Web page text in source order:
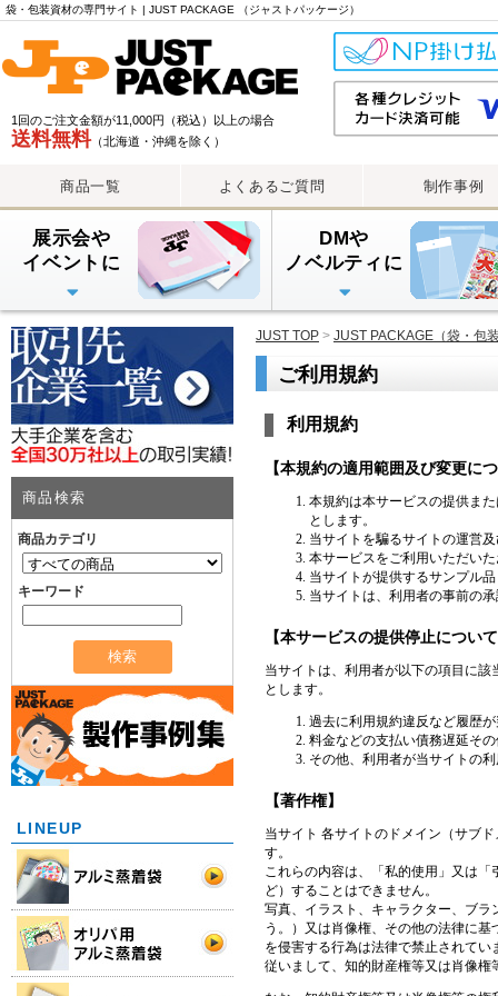
袋・包装資材の専門サイト | JUST PACKAGE （ジャストパッケージ）
1回のご注文金額が11,000円（税込）以上の場合
送料無料（北海道・沖縄を除く）
商品一覧 よくあるご質問 制作事例
展示会や
イベントに
PE手提げバッグ
OPP・PP手提げ袋
紙袋
PEレジ袋
DMや
ノベルティに
透明封筒
透明封筒印刷（大ロット
透明封筒印刷（小ロット
アルミ蒸着袋
JUST TOP > JUST PACKAGE（袋・包
ご利用規約
商品検索
商品カテゴリ
キーワード
LINEUP